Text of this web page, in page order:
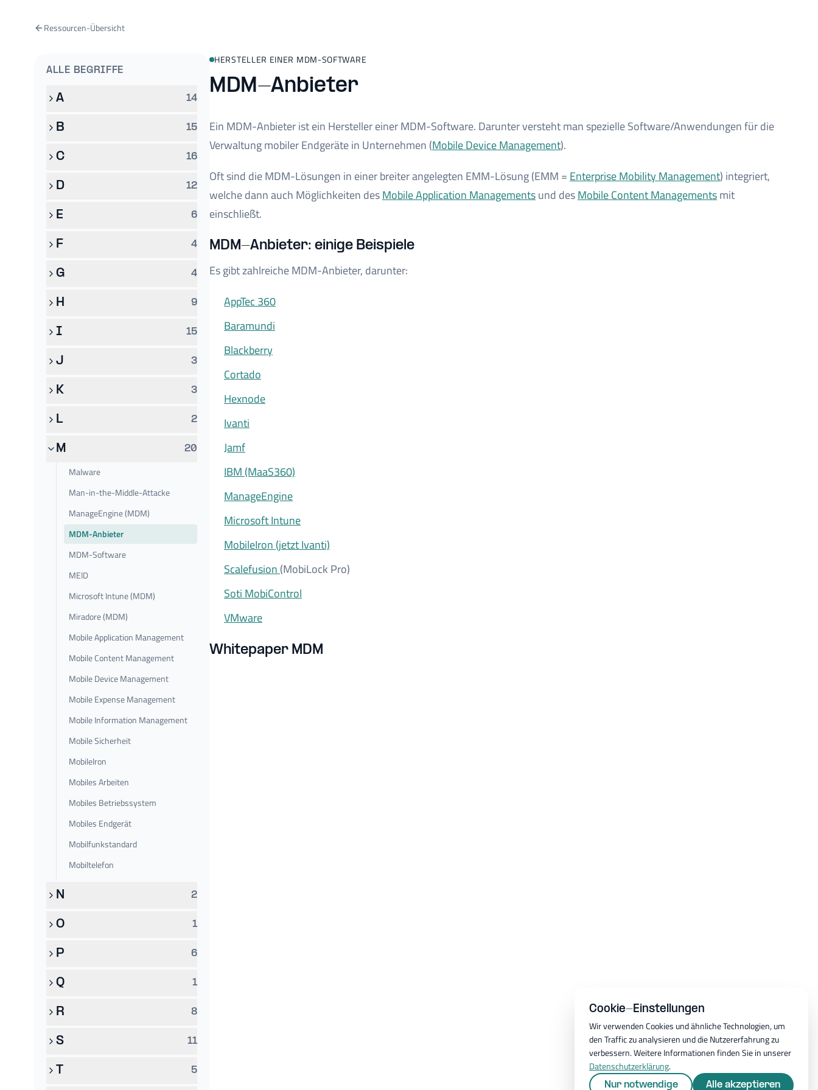
Ressourcen-Übersicht
ALLE BEGRIFFE
A 14
B 15
C 16
D 12
E 6
F 4
G 4
H 9
I 15
J 3
K 3
L 2
M 20
Malware
Man-in-the-Middle-Attacke
ManageEngine (MDM)
MDM-Anbieter
MDM-Software
MEID
Microsoft Intune (MDM)
Miradore (MDM)
Mobile Application Management
Mobile Content Management
Mobile Device Management
Mobile Expense Management
Mobile Information Management
Mobile Sicherheit
MobileIron
Mobiles Arbeiten
Mobiles Betriebssystem
Mobiles Endgerät
Mobilfunkstandard
Mobiltelefon
N 2
O 1
P 6
Q 1
R 8
S 11
T 5
HERSTELLER EINER MDM-SOFTWARE
MDM-Anbieter
Ein MDM-Anbieter ist ein Hersteller einer MDM-Software. Darunter versteht man spezielle Software/Anwendungen für die
Verwaltung mobiler Endgeräte in Unternehmen (Mobile Device Management).
Oft sind die MDM-Lösungen in einer breiter angelegten EMM-Lösung (EMM = Enterprise Mobility Management) integriert,
welche dann auch Möglichkeiten desMobile Application Managementsund desMobile Content Managementsmit
einschließt.
MDM-Anbieter: einige Beispiele
Es gibt zahlreiche MDM-Anbieter, darunter:
AppTec 360
Baramundi
Blackberry
Cortado
Hexnode
Ivanti
Jamf
IBM (MaaS360)
ManageEngine
Microsoft Intune
MobileIron (jetzt Ivanti)
Scalefusion (MobiLock Pro)
Soti MobiControl
VMware
Whitepaper MDM
Cookie-Einstellungen
Wir verwenden Cookies und ähnliche Technologien, um
den Traffic zu analysieren und die Nutzererfahrung zu
verbessern. Weitere Informationen finden Sie in unserer
Datenschutzerklärung.
Nur notwendige Alle akzeptieren